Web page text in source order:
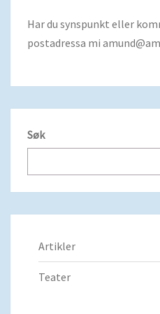
Har du synspunkt eller
postadressa mi
Søk
Artikler
Teater